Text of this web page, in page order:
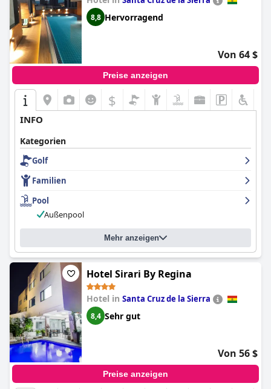
8,8 Hervorragend
Von 64 $
Preise anzeigen
$
INFO
Kategorien
Golf
Familien
Pool
Außenpool
Mehr anzeigen
Hotel Sirari By Regina
Hotel in Santa Cruz de la Sierra
8,4 Sehr gut
Von 56 $
Preise anzeigen